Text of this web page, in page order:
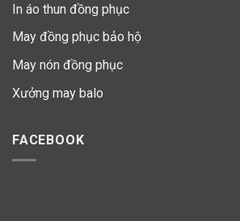
In áo thun đồng phục
May đồng phục bảo hộ
May nón đồng phục
Xưởng may balo
FACEBOOK